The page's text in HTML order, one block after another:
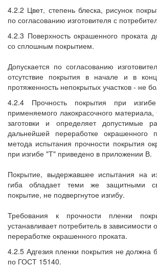
4.2.2 Цвет, степень блеска, рисунок
по согласованию изготовителя с
4.2.3 Поверхность окрашенного проката
со сплошным покрытием.
Допускается по согласованию
отсутствие покрытия в начале и в
протяженность непокрытых участков - не
4.2.4 Прочность покрытия при
применяемого лакокрасочного
заготовки и определяет допустимые
дальнейшей переработке окрашенного
метода испытания прочности покрытия
при изгибе "Т" приведено в приложении В.
Покрытие, выдержавшее испытания на
гиба обладает теми же защитными
покрытие, не подвергнутое изгибу.
Требования к прочности пленки
устанавливает потребитель в зависимости
переработке окрашенного проката.
4.2.5 Адгезия пленки покрытия не должна
по ГОСТ 15140.